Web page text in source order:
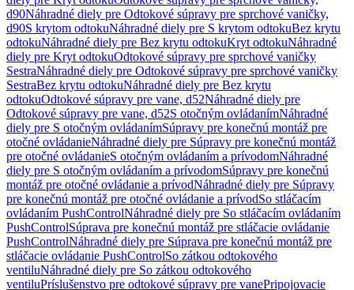
d90Náhradné diely pre Odtokové súpravy pre sprchové vaničky,
d90S krytom odtokuNáhradné diely pre S krytom odtokuBez krytu
odtokuNáhradné diely pre Bez krytu odtokuKryt odtokuNáhradné
diely pre Kryt odtokuOdtokové súpravy pre sprchové vaničky
SestraNáhradné diely pre Odtokové súpravy pre sprchové vaničky
SestraBez krytu odtokuNáhradné diely pre Bez krytu
odtokuOdtokové súpravy pre vane, d52Náhradné diely pre
Odtokové súpravy pre vane, d52S otočným ovládanímNáhradné
diely pre S otočným ovládanímSúpravy pre konečnú montáž pre
otočné ovládanieNáhradné diely pre Súpravy pre konečnú montáž
pre otočné ovládanieS otočným ovládaním a prívodomNáhradné
diely pre S otočným ovládaním a prívodomSúpravy pre konečnú
montáž pre otočné ovládanie a prívodNáhradné diely pre Súpravy
pre konečnú montáž pre otočné ovládanie a prívodSo stláčacím
ovládaním PushControlNáhradné diely pre So stláčacím ovládaním
PushControlSúprava pre konečnú montáž pre stláčacie ovládanie
PushControlNáhradné diely pre Súprava pre konečnú montáž pre
stláčacie ovládanie PushControlSo zátkou odtokového
ventiluNáhradné diely pre So zátkou odtokového
ventiluPríslušenstvo pre odtokové súpravy pre vanePripojovacie